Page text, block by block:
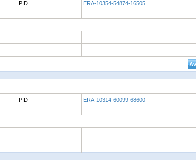
PID ERA-10354-54874-16505
PID ERA-10314-60099-68600